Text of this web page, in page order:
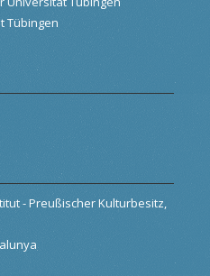
Tübingen
- Preußischer Kulturbesitz,